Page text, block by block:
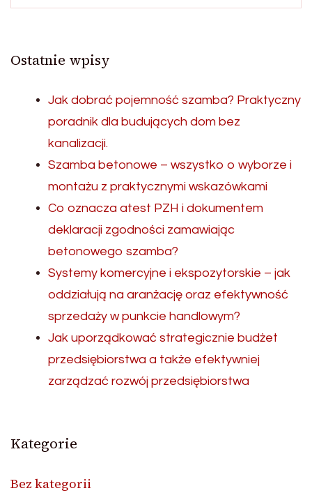
Ostatnie wpisy
Jak dobrać pojemność szamba? Praktyczny
poradnik dla budujących dom bez
kanalizacji.
Szamba betonowe – wszystko o wyborze i
montażu z praktycznymi wskazówkami
Co oznacza atest PZH i dokumentem
deklaracji zgodności zamawiając
betonowego szamba?
Systemy komercyjne i ekspozytorskie – jak
oddziałują na aranżację oraz efektywność
sprzedaży w punkcie handlowym?
Jak uporządkować strategicznie budżet
przedsiębiorstwa a także efektywniej
zarządzać rozwój przedsiębiorstwa
Kategorie
Bez kategorii